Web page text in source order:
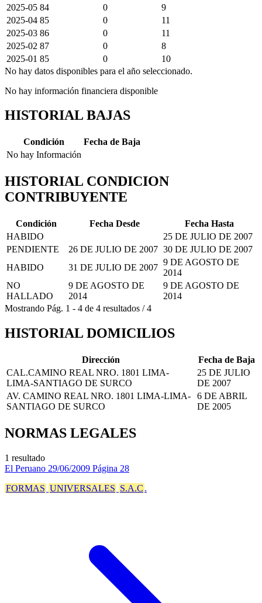
2025-05 84 0
9
2025-04 85 0
11
2025-03 86 0
11
2025-02 87 0
8
2025-01 85 0
10
No hay datos disponibles para el año seleccionado.
No hay información financiera disponible
HISTORIAL BAJAS
Condición
Fecha de Baja
No hay Información
HISTORIAL CONDICION
CONTRIBUYENTE
Condición Fecha Desde
Fecha Hasta
HABIDO
25 DE JULIO DE 2007
PENDIENTE
26 DE JULIO DE 2007 30 DE JULIO DE 2007
HABIDO
31 DE JULIO DE 2007
9 DE AGOSTO DE
2014
NO
HALLADO
9 DE AGOSTO DE
2014
9 DE AGOSTO DE
2014
Mostrando Pág. 1 - 4 de 4 resultados /4
HISTORIAL DOMICILIOS
Dirección
Fecha de Baja
CAL.CAMINO REAL NRO. 1801 LIMA-
LIMA-SANTIAGO DE SURCO
25 DE JULIO
DE 2007
AV. CAMINO REAL NRO. 1801 LIMA-LIMA-
SANTIAGO DE SURCO
6 DE ABRIL
DE 2005
NORMAS LEGALES
1 resultado
El Peruano 29/06/2009 Página 28
FORMAS UNIVERSALES S.A.C .